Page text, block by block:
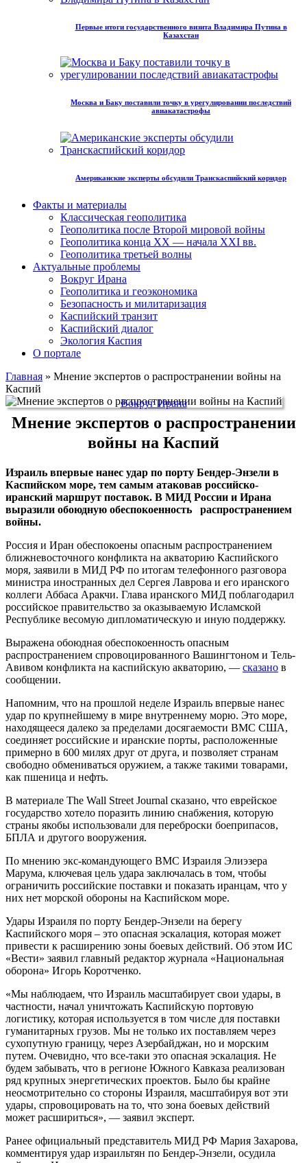
Первые итоги государственного визита Владимира Путина в
Казахстан
Москва и Баку поставили точку в урегулировании последствий
авиакатастрофы
Американские эксперты обсудили Транскаспийский коридор
Факты и материалы
Классическая геополитика
Геополитика после Второй мировой войны
Геополитика конца XX — начала XXI вв.
Геополитика третьей волны
Актуальные проблемы
Вокруг Ирана
Геополитика и геоэкономика
Безопасность и милитаризация
Каспийский транзит
Каспийский диалог
Экология Каспия
О портале
Главная » Мнение экспертов о распространении войны на
Каспий
Вокруг Ирана
Мнение экспертов о распространении
войны на Каспий
Израиль впервые нанес удар по порту Бендер-Энзели в
Каспийском море, тем самым атаковав российско-
иранский маршрут поставок. В МИД России и Ирана
выразили обоюдную обеспокоенность распространением
войны.
Россия и Иран обеспокоены опасным распространением
ближневосточного конфликта на акваторию Каспийского
моря, заявили в МИД РФ по итогам телефонного разговора
министра иностранных дел Сергея Лаврова и его иранского
коллеги Аббаса Аракчи. Глава иранского МИД поблагодарил
российское правительство за оказываемую Исламской
Республике весомую дипломатическую и иную поддержку.
Выражена обоюдная обеспокоенность опасным
распространением спровоцированного Вашингтоном и Тель-
Авивом конфликта на каспийскую акваторию, — сказано в
сообщении.
Напомним, что на прошлой неделе Израиль впервые нанес
удар по крупнейшему в мире внутреннему морю. Это море,
находящееся далеко за пределами досягаемости ВМС США,
соединяет российские и иранские порты, расположенные
примерно в 600 милях друг от друга, и позволяет странам
свободно обмениваться оружием, а также такими товарами,
как пшеница и нефть.
В материале The Wall Street Journal сказано, что еврейское
государство хотело поразить линию снабжения, которую
страны якобы использовали для переброски боеприпасов,
БПЛА и другого вооружения.
По мнению экс-командующего ВМС Израиля Элиэзера
Марума, ключевая цель удара заключалась в том, чтобы
ограничить российские поставки и показать иранцам, что у
них нет морской обороны на Каспийском море.
Удары Израиля по порту Бендер-Энзели на берегу
Каспийского моря – это опасная эскалация, которая может
привести к расширению зоны боевых действий. Об этом ИС
«Вести» заявил главный редактор журнала «Национальная
оборона» Игорь Коротченко.
«Мы наблюдаем, что Израиль масштабирует свои удары, в
частности, начал уничтожать Каспийскую портовую
логистику, которая используется в том числе для поставки
гуманитарных грузов. Мы не только их поставляем через
сухопутную границу, через Азербайджан, но и морским
путем. Очевидно, что все-таки это опасная эскалация. Не
будем забывать, что в регионе Южного Кавказа реализован
ряд крупных энергетических проектов. Было бы крайне
неосмотрительно со стороны Израиля, масштабируя вот эти
удары, спровоцировать на то, что зона боевых действий
может расшириться», — заявил эксперт.
Ранее официальный представитель МИД РФ Мария Захарова,
комментируя удар израильтян по Бендер-Энзели, осудила